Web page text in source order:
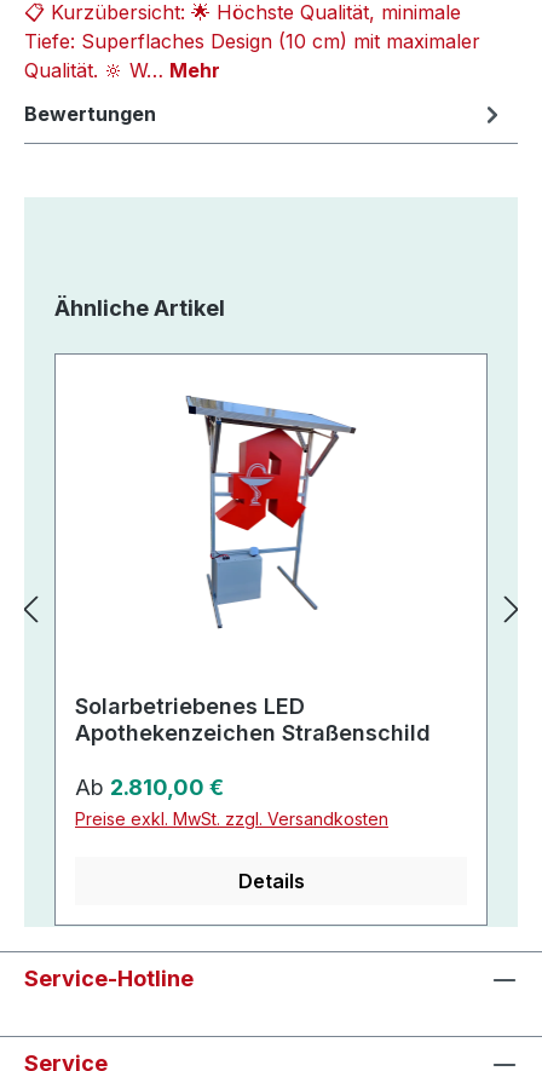
📋 Kurzübersicht: 🌟 Höchste Qualität, minimale
Tiefe: Superflaches Design (10 cm) mit maximaler
Qualität. 🔆 W… Mehr
Bewertungen
Produktgalerie überspringen
Ähnliche Artikel
Solarbetriebenes LED
Apothekenzeichen Straßenschild
Regulärer Preis:
Ab 2.810,00 €
Preise exkl. MwSt. zzgl. Versandkosten
Details
Service-Hotline
Service